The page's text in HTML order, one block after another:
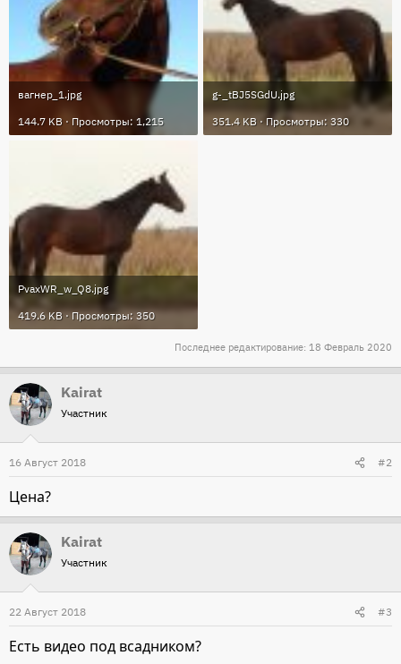
вагнер_1.jpg
144.7 KB · Просмотры: 1,215
g-_tBJ5SGdU.jpg
351.4 KB · Просмотры: 330
PvaxWR_w_Q8.jpg
419.6 KB · Просмотры: 350
Последнее редактирование: 18 Февраль 2020
Kairat
Участник
16 Август 2018 #2
Цена?
Kairat
Участник
22 Август 2018 #3
Есть видео под всадником?